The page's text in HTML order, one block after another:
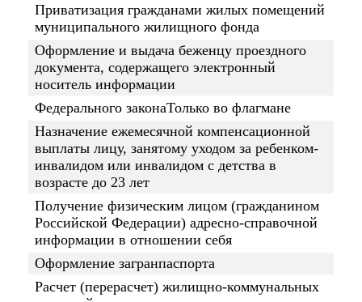
Приватизация гражданами жилых помещений
муниципального жилищного фонда
Оформление и выдача беженцу проездного
документа, содержащего электронный
носитель информации
Федерального законаТолько во флагмане
Назначение ежемесячной компенсационной
выплаты лицу, занятому уходом за ребенком-
инвалидом или инвалидом с детства в
возрасте до 23 лет
Получение физическим лицом (гражданином
Российской Федерации) адресно-справочной
информации в отношении себя
Оформление загранпаспорта
Расчет (перерасчет) жилищно-коммунальных